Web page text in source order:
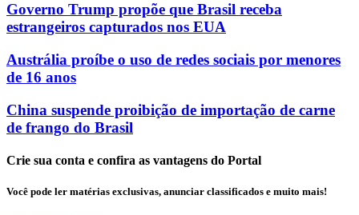
Governo Trump propõe que Brasil receba
estrangeiros capturados nos EUA
Austrália proíbe o uso de redes sociais por menores
de 16 anos
China suspende proibição de importação de carne
de frango do Brasil
Crie sua conta e confira as vantagens do Portal
Você pode ler matérias exclusivas, anunciar classificados e muito mais!